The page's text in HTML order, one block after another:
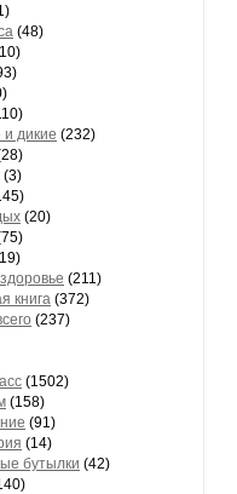
(48)
дикие (232)
(3)
(20)
(211)
книга (372)
(237)
(1502)
(158)
(91)
(14)
бутылки (42)